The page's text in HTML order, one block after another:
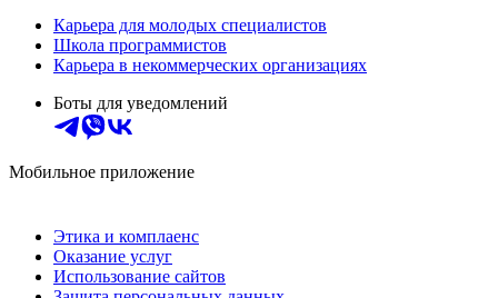
Карьера для молодых специалистов
Школа программистов
Карьера в некоммерческих организациях
Боты для уведомлений
Мобильное приложение
Этика и комплаенс
Оказание услуг
Использование сайтов